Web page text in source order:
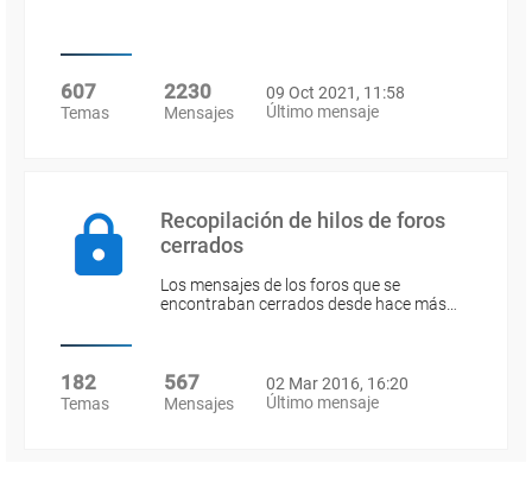
607
Temas
2230
Mensajes
09 Oct 2021, 11:58
Último mensaje
Recopilación de hilos de foros
cerrados
Los mensajes de los foros que se
encontraban cerrados desde hace más…
182
Temas
567
Mensajes
02 Mar 2016, 16:20
Último mensaje